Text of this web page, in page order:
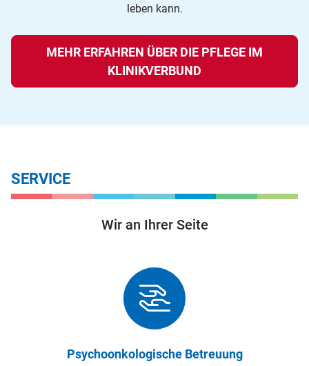
leben kann.
MEHR ERFAHREN ÜBER DIE PFLEGE IM
KLINIKVERBUND
SERVICE
Wir an Ihrer Seite
Psychoonkologische Betreuung